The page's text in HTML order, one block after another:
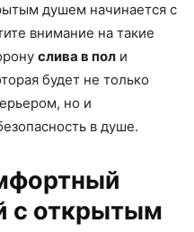
душем начинается с
внимание на такие
слива в пол и
будет не только
но и
в душе.
с открытым